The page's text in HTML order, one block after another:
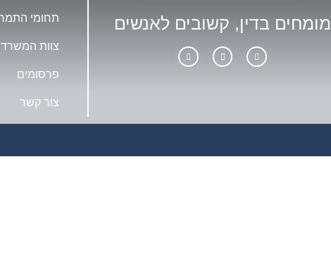
מומחים בדין, קשובים לאנשים תחומי
צוות המשרד
פרסומים
צור קשר